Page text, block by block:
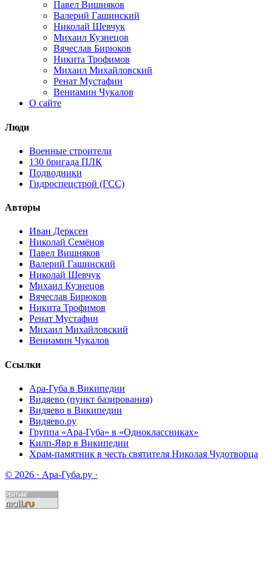
Павел Вишняков
Валерий Гашинский
Николай Шевчук
Михаил Кузнецов
Вячеслав Бирюков
Никита Трофимов
Михаил Михайловский
Ренат Мустафин
Вениамин Чукалов
О сайте
Люди
Военные строители
130 бригада ПЛК
Подводники
Гидроспецстрой (ГСС)
Авторы
Иван Дерксен
Николай Семёнов
Павел Вишняков
Валерий Гашинский
Николай Шевчук
Михаил Кузнецов
Вячеслав Бирюков
Никита Трофимов
Ренат Мустафин
Михаил Михайловский
Вениамин Чукалов
Ссылки
Ара-Губа в Википедии
Видяево (пункт базирования)
Видяево в Википедии
Видяево.ру
Группа «Ара-Губа» в «Одноклассниках»
Килп-Явр в Википедии
Храм-памятник в честь святителя Николая Чудотворца
© 2026 · Ара-Губа.ру ·